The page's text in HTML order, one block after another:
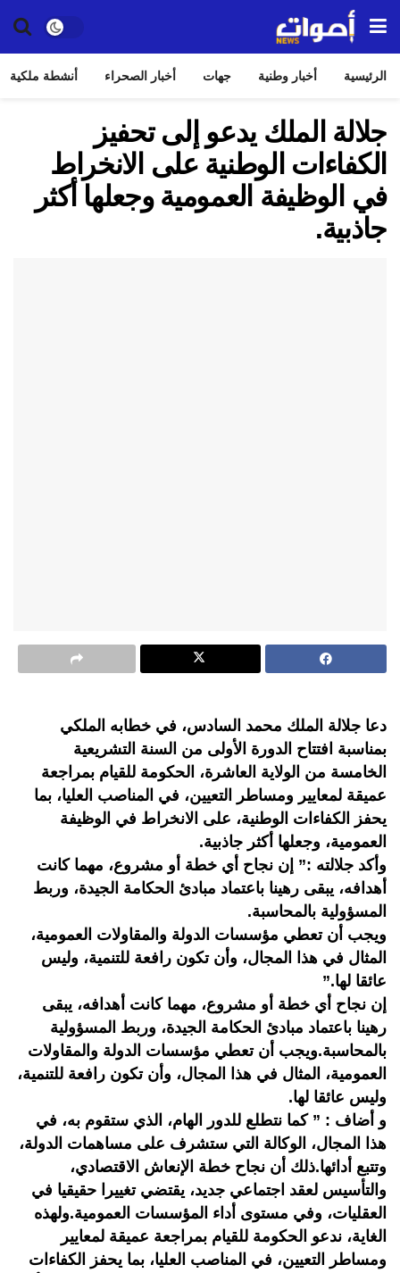
الرئيسية أخبار وطنية جهات أخبار الصحراء أنشطة ملكية
جلالة الملك يدعو إلى تحفيز
الكفاءات الوطنية على الانخراط
في الوظيفة العمومية وجعلها أكثر
جاذبية.
دعا جلالة الملك محمد السادس، في خطابه الملكي
بمناسبة افتتاح الدورة الأولى من السنة التشريعية
الخامسة من الولاية العاشرة، الحكومة للقيام بمراجعة
عميقة لمعايير ومساطر التعيين، في المناصب العليا، بما
يحفز الكفاءات الوطنية، على الانخراط في الوظيفة
العمومية، وجعلها أكثر جاذبية.
وأكد جلالته :” إن نجاح أي خطة أو مشروع، مهما كانت
أهدافه، يبقى رهينا باعتماد مبادئ الحكامة الجيدة، وربط
المسؤولية بالمحاسبة.
ويجب أن تعطي مؤسسات الدولة والمقاولات العمومية،
المثال في هذا المجال، وأن تكون رافعة للتنمية، وليس
عائقا لها.”
إن نجاح أي خطة أو مشروع، مهما كانت أهدافه، يبقى
رهينا باعتماد مبادئ الحكامة الجيدة، وربط المسؤولية
بالمحاسبة.ويجب أن تعطي مؤسسات الدولة والمقاولات
العمومية، المثال في هذا المجال، وأن تكون رافعة للتنمية،
وليس عائقا لها.
و أضاف : ” كما نتطلع للدور الهام، الذي ستقوم به، في
هذا المجال، الوكالة التي ستشرف على مساهمات الدولة،
وتتبع أدائها.ذلك أن نجاح خطة الإنعاش الاقتصادي،
والتأسيس لعقد اجتماعي جديد، يقتضي تغييرا حقيقيا في
العقليات، وفي مستوى أداء المؤسسات العمومية.ولهذه
الغاية، ندعو الحكومة للقيام بمراجعة عميقة لمعايير
ومساطر التعيين، في المناصب العليا، بما يحفز الكفاءات